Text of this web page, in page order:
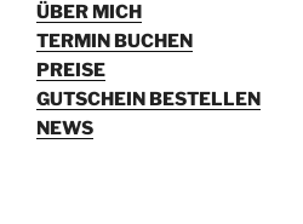
ÜBER MICH
TERMIN BUCHEN
PREISE
GUTSCHEIN BESTELLEN
NEWS